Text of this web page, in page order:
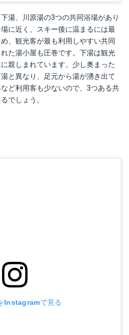
湯、川原湯の3つの共同浴場があり
に近く、スキー後に温まるには最
、観光客が最も利用しやすい共同
た湯小屋も圧巻です。下湯は観光
親しまれています。少し奥まった
と異なり、足元から湯が湧き出て
ど利用客も少ないので、3つある共
でしょう。
Instagramで見る